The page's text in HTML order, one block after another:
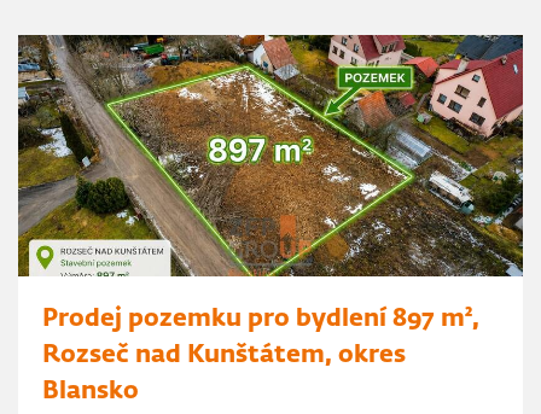
Prodej pozemku pro bydlení 897 m²,
Rozseč nad Kunštátem, okres
Blansko